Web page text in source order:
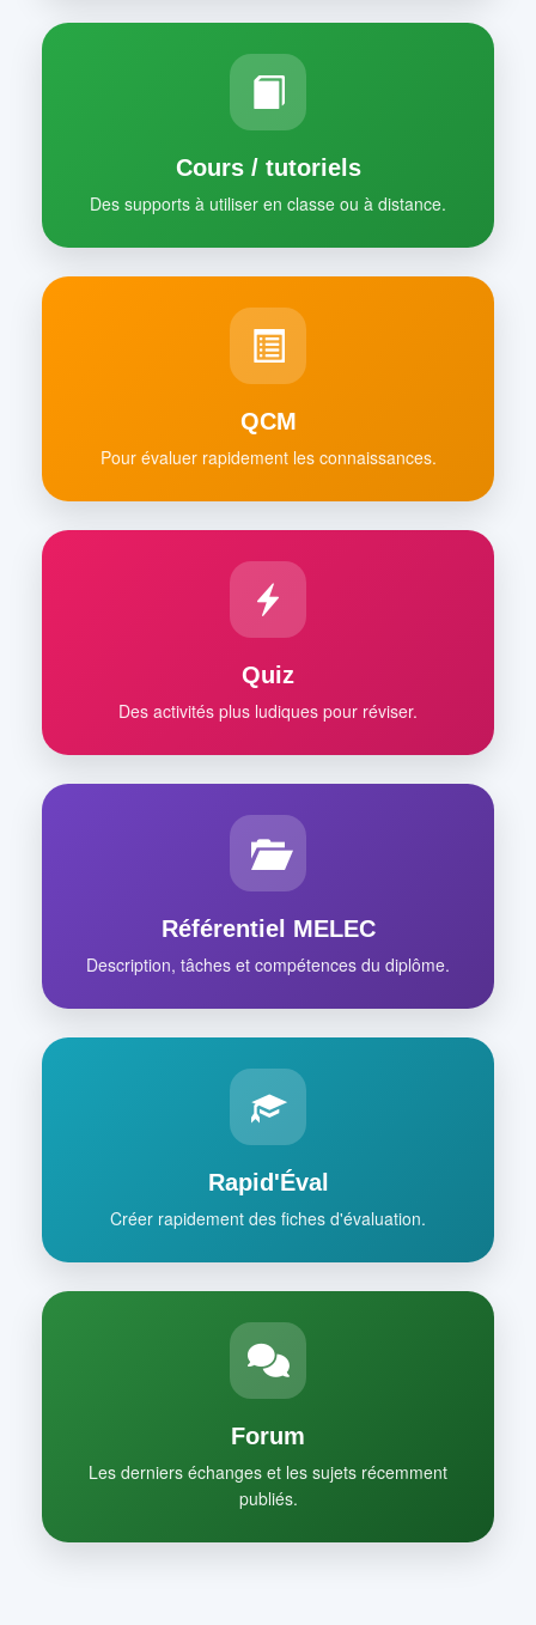
Cours / tutoriels
Des supports à utiliser en classe ou à distance.
QCM
Pour évaluer rapidement les connaissances.
Quiz
Des activités plus ludiques pour réviser.
Référentiel MELEC
Description, tâches et compétences du diplôme.
Rapid'Éval
Créer rapidement des fiches d'évaluation.
Forum
Les derniers échanges et les sujets récemment
publiés.